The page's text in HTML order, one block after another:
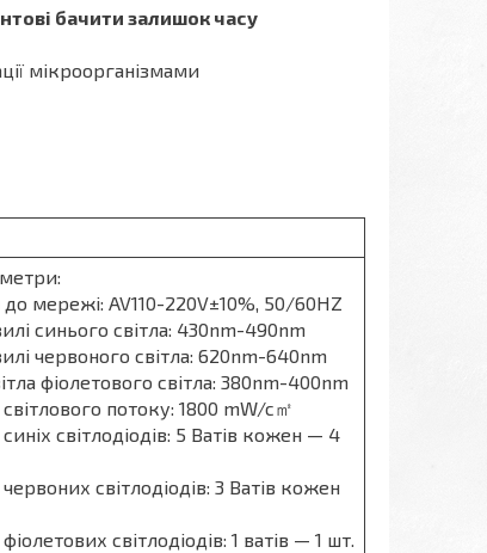
бачити залишок часу
мікроорганізмами
до мережі: AV110-220V±10%, 50/60HZ
синього світла: 430nm-490nm
червоного світла: 620nm-640nm
фіолетового світла: 380nm-400nm
потоку: 1800 mW/c㎡
світлодіодів: 5 Ватів кожен — 4
світлодіодів: 3 Ватів кожен
світлодіодів: 1 ватів — 1 шт.